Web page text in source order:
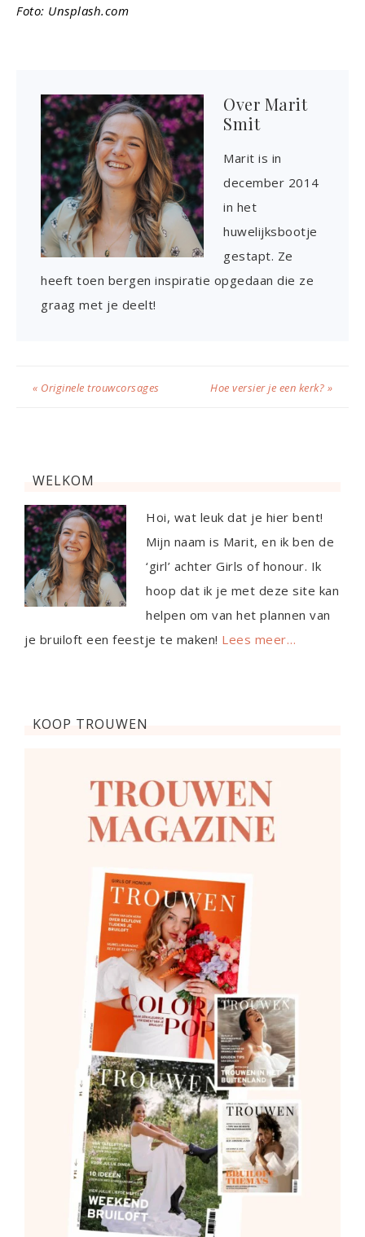
Foto: Unsplash.com
Over Marit
Smit
Marit is in
december 2014
in het
huwelijksbootje
gestapt. Ze
heeft toen bergen inspiratie opgedaan die ze
graag met je deelt!
« Originele trouwcorsages Hoe versier je een kerk? »
WELKOM
Hoi, wat leuk dat je hier bent!
Mijn naam is Marit, en ik ben de
‘girl’ achter Girls of honour. Ik
hoop dat ik je met deze site kan
helpen om van het plannen van
je bruiloft een feestje te maken! Lees meer…
KOOP TROUWEN